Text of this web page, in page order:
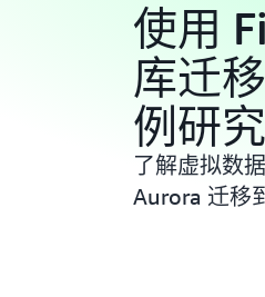
使用
库迁
例研
了解虚拟数
Aurora 迁移